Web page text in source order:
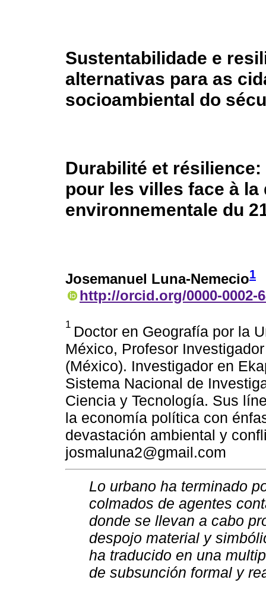
Sustentabilidade e
alternativas para as
socioambiental do
Durabilité et
pour les villes face à
environnementale du
Josemanuel Luna-Nemecio1
http://orcid.org/0000-0002-
1 Doctor en Geografía por la
México, Profesor
(México). Investigador en
Sistema Nacional de
Ciencia y Tecnología. Sus
la economía política con
devastación ambiental y
josmaluna2@gmail.com
Lo urbano ha terminado
colmados de agentes
donde se llevan a cabo
despojo material y
ha traducido en una
de subsunción formal y